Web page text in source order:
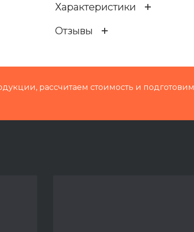
Характеристики
Кат.номер
Отзывы
рассчитаем стоимость и подготовим